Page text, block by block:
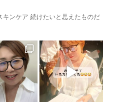
キンケア 続けたいと思えたものだ